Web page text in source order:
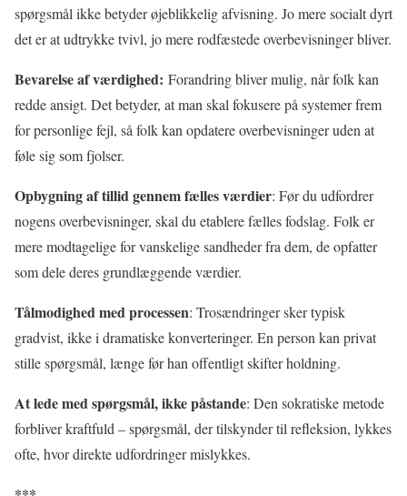
spørgsmål ikke betyder øjeblikkelig afvisning. Jo mere socialt dyrt
det er at udtrykke tvivl, jo mere rodfæstede overbevisninger bliver.
Bevarelse af værdighed: Forandring bliver mulig, når folk kan
redde ansigt. Det betyder, at man skal fokusere på systemer frem
for personlige fejl, så folk kan opdatere overbevisninger uden at
føle sig som fjolser.
Opbygning af tillid gennem fælles værdier: Før du udfordrer
nogens overbevisninger, skal du etablere fælles fodslag. Folk er
mere modtagelige for vanskelige sandheder fra dem, de opfatter
som dele deres grundlæggende værdier.
Tålmodighed med processen: Trosændringer sker typisk
gradvist, ikke i dramatiske konverteringer. En person kan privat
stille spørgsmål, længe før han offentligt skifter holdning.
At lede med spørgsmål, ikke påstande: Den sokratiske metode
forbliver kraftfuld – spørgsmål, der tilskynder til refleksion, lykkes
ofte, hvor direkte udfordringer mislykkes.